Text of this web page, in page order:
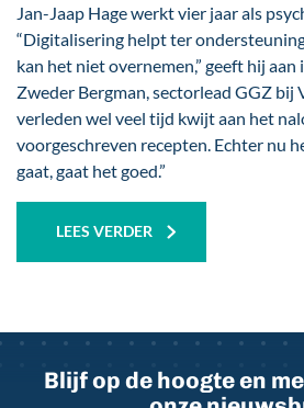
Jan-Jaap Hage werkt vier jaar als
“Digitalisering helpt ter
kan het niet overnemen,” geeft hij
Zweder Bergman, sectorlead GGZ bij
verleden wel veel tijd kwijt aan het
voorgeschreven recepten. Echter nu
gaat, gaat het goed.”
LEES VERDER
Blijf op de hoogte en